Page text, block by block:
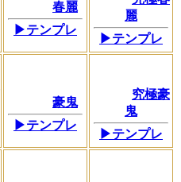
春麗
▶テンプレ
麗
▶テンプレ
豪鬼
▶テンプレ
究極豪
鬼
▶テンプレ